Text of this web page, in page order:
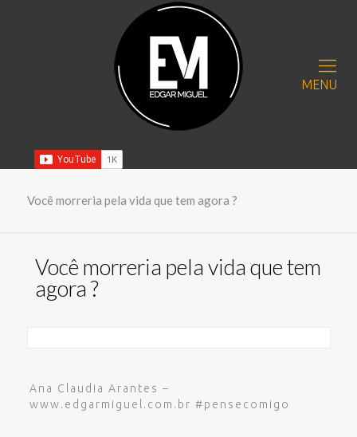
MENU
Você morreria pela vida que tem agora ?
Você morreria pela vida que tem
agora ?
Ana Claudia Arantes –
www.edgarmiguel.com.br #pensecomigo